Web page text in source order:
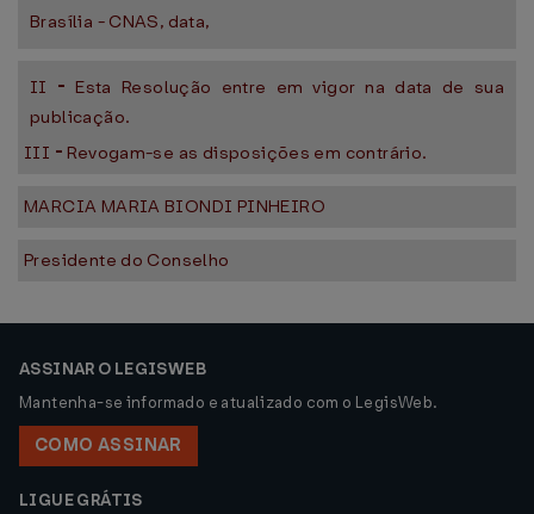
Brasília - CNAS, data,
II - Esta Resolução entre em vigor na data de sua
publicação.
III - Revogam-se as disposições em contrário.
MARCIA MARIA BIONDI PINHEIRO
Presidente do Conselho
ASSINAR O LEGISWEB
Mantenha-se informado e atualizado com o LegisWeb.
COMO ASSINAR
LIGUE GRÁTIS